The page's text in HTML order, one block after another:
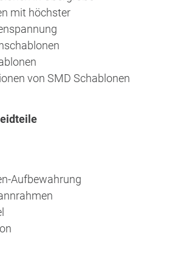
mit höchster
von SMD Schablonen
Aufbewahrung